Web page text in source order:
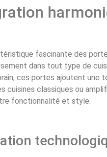
fascinante des
dans tout type de
ces portes ajoutent une
cuisines classiques ou
fonctionnalité et style.